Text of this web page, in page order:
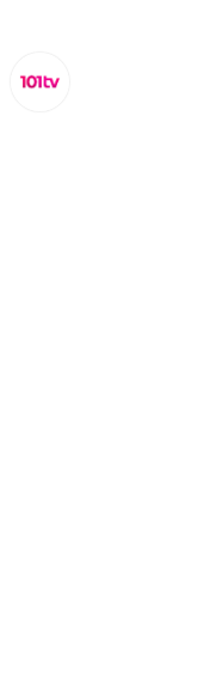
La delegada de
Castillo
Carrera-Marcha
marzo dentro de
desarrollarán en